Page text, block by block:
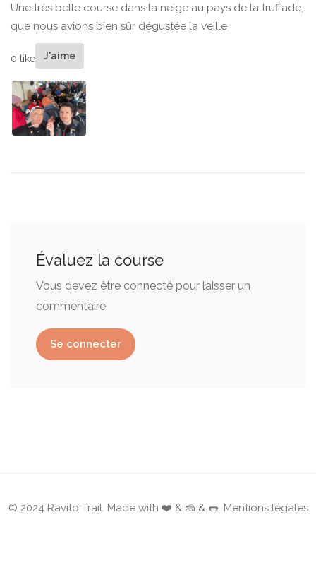
Une très belle course dans la neige au pays de la truffade,
que nous avions bien sûr dégustée la veille
0 like J'aime
Évaluez la course
Vous devez être connecté pour laisser un
commentaire.
Se connecter
© 2024 Ravito Trail. Made with ❤️ & 🧀 & 🌭. Mentions légales